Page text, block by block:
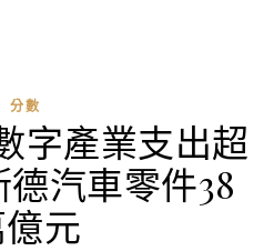
分數
字產業支出超
德汽車零件38
元